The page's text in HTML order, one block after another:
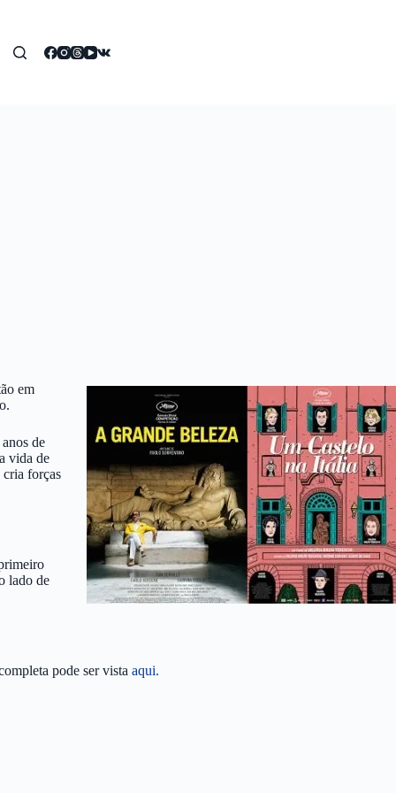
em
de
vida de
cria forças
lado de
pode ser vista aqui.